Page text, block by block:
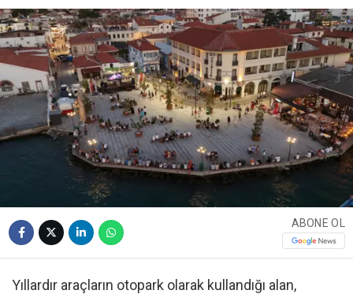
ABONE OL
Yıllardır araçların otopark olarak kullandığı alan,